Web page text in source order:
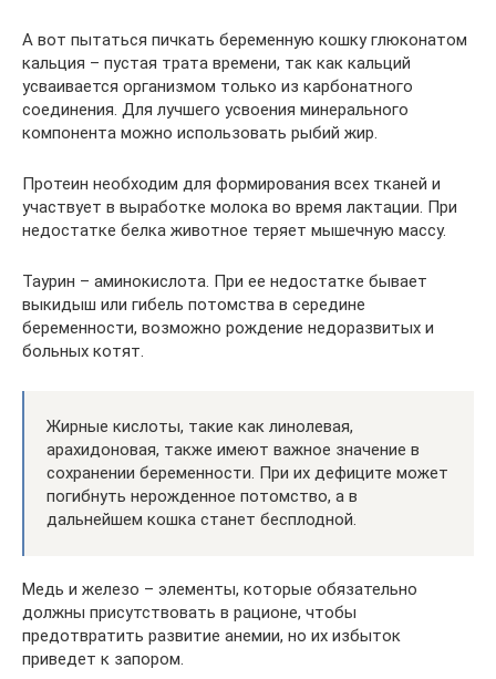
А вот пытаться пичкать беременную кошку глюконатом
кальция – пустая трата времени, так как кальций
усваивается организмом только из карбонатного
соединения. Для лучшего усвоения минерального
компонента можно использовать рыбий жир.
Протеин необходим для формирования всех тканей и
участвует в выработке молока во время лактации. При
недостатке белка животное теряет мышечную массу.
Таурин – аминокислота. При ее недостатке бывает
выкидыш или гибель потомства в середине
беременности, возможно рождение недоразвитых и
больных котят.
Жирные кислоты, такие как линолевая,
арахидоновая, также имеют важное значение в
сохранении беременности. При их дефиците может
погибнуть нерожденное потомство, а в
дальнейшем кошка станет бесплодной.
Медь и железо – элементы, которые обязательно
должны присутствовать в рационе, чтобы
предотвратить развитие анемии, но их избыток
приведет к запором.